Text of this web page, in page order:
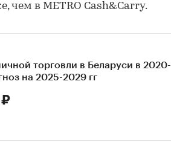
чем в METRO Cash&Carry.
торговли в Беларуси в 2020-
на 2025-2029 гг